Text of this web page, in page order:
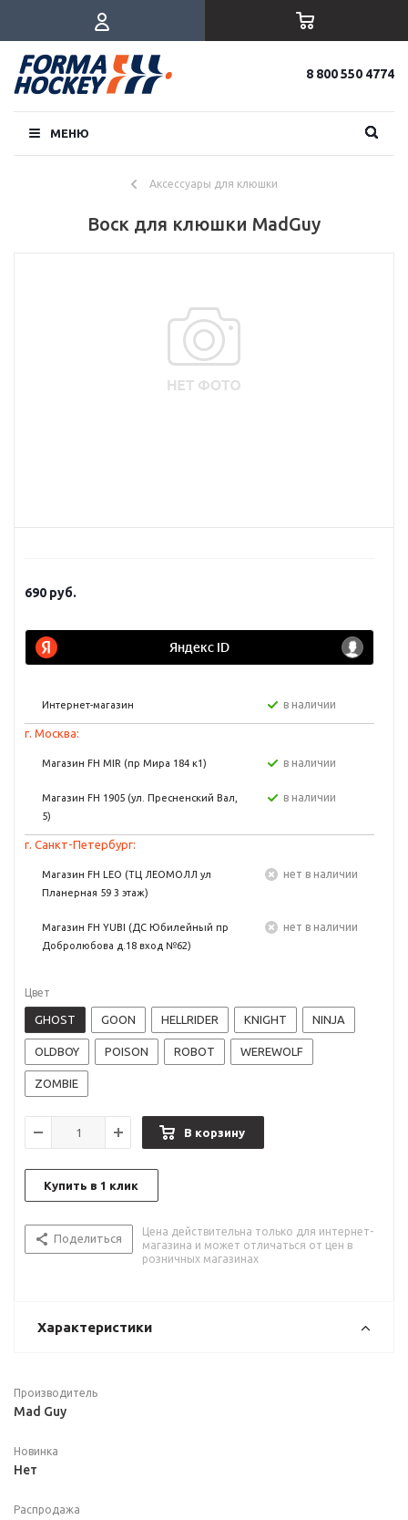
8 800 550 4774
МЕНЮ
Аксессуары для клюшки
Воск для клюшки MadGuy
690 руб.
Интернет-магазин в наличии
г. Москва:
Магазин FH MIR (пр Мира 184 к1) в наличии
Магазин FH 1905 (ул. Пресненский Вал,
5)
в наличии
г. Санкт-Петербург:
Магазин FH LEO (ТЦ ЛЕОМОЛЛ ул
Планерная 59 3 этаж)
Нет в наличии
Магазин FH YUBI (ДС Юбилейный пр
Добролюбова д.18 вход №62)
Нет в наличии
Цвет
GHOST GOON HELLRIDER KNIGHT NINJA
OLDBOY POISON ROBOT WEREWOLF
ZOMBIE
В корзину
Купить в 1 клик
Поделиться
Цена действительна только для интернет-
магазина и может отличаться от цен в
розничных магазинах
Характеристики
Производитель
Mad Guy
Новинка
Нет
Распродажа